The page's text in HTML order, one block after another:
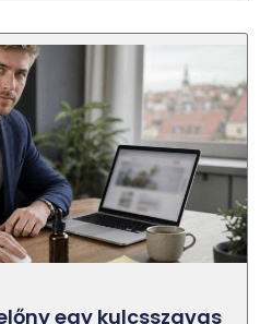
egy kulcsszavas